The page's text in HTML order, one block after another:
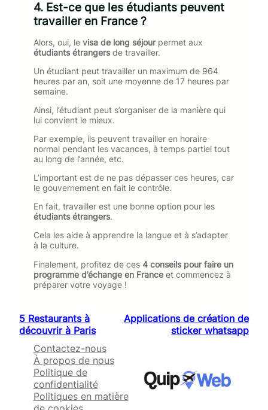
4. Est-ce que les étudiants peuvent
travailler en France ?
Alors, oui, le visa de long séjour permet aux
étudiants étrangers de travailler.
Un étudiant peut travailler un maximum de 964
heures par an, soit une moyenne de 17 heures par
semaine.
Ainsi, l’étudiant peut s’organiser de la manière qui
lui convient le mieux.
Par exemple, ils peuvent travailler en horaire
normal pendant les vacances, à temps partiel tout
au long de l’année, etc.
L’important est de ne pas dépasser ces heures, car
le gouvernement en fait le contrôle.
En fait, travailler est une bonne option pour les
étudiants étrangers.
Cela les aide à apprendre la langue et à s’adapter
à la culture.
Finalement, profitez de ces 4 conseils pour faire un
programme d’échange en France et commencez à
préparer votre voyage !
5 Restaurants à
découvrir à Paris
Applications de création de
sticker whatsapp
Contactez-nous
À propos de nous
Politique de
confidentialité
Politiques en matière